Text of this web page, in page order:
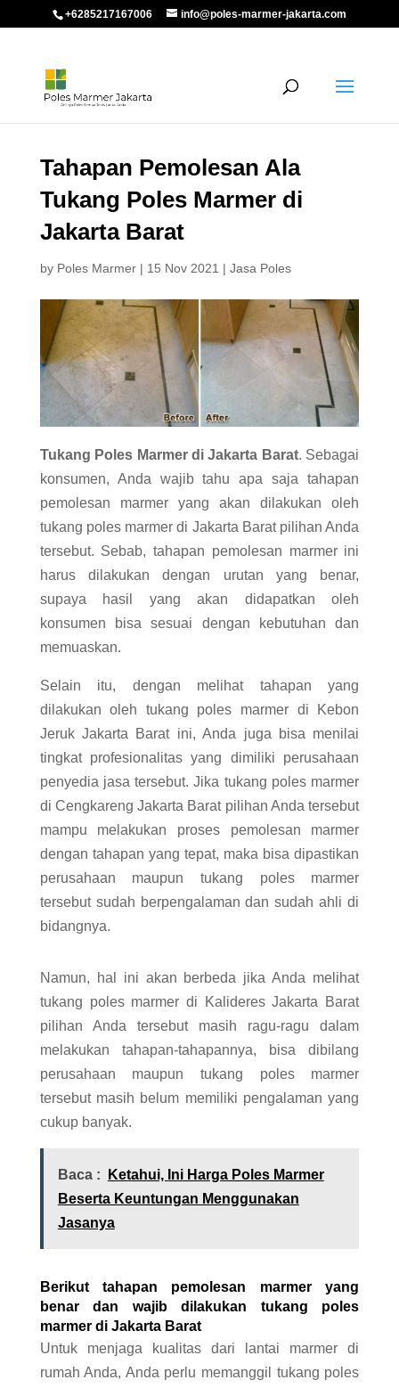
+6285217167006 info@poles-marmer-jakarta.com
Tahapan Pemolesan Ala
Tukang Poles Marmer di
Jakarta Barat
by Poles Marmer| 15 Nov 2021 | Jasa Poles
Tukang Poles Marmer di Jakarta Barat. Sebagai
konsumen, Anda wajib tahu apa saja tahapan
pemolesan marmer yang akan dilakukan oleh
tukang poles marmer di Jakarta Barat pilihan Anda
tersebut. Sebab, tahapan pemolesan marmer ini
harus dilakukan dengan urutan yang benar,
supaya hasil yang akan didapatkan oleh
konsumen bisa sesuai dengan kebutuhan dan
memuaskan.
Selain itu, dengan melihat tahapan yang
dilakukan oleh tukang poles marmer di Kebon
Jeruk Jakarta Barat ini, Anda juga bisa menilai
tingkat profesionalitas yang dimiliki perusahaan
penyedia jasa tersebut. Jika tukang poles marmer
di Cengkareng Jakarta Barat pilihan Anda tersebut
mampu melakukan proses pemolesan marmer
dengan tahapan yang tepat, maka bisa dipastikan
perusahaan maupun tukang poles marmer
tersebut sudah berpengalaman dan sudah ahli di
bidangnya.
Namun, hal ini akan berbeda jika Anda melihat
tukang poles marmer di Kalideres Jakarta Barat
pilihan Anda tersebut masih ragu-ragu dalam
melakukan tahapan-tahapannya, bisa dibilang
perusahaan maupun tukang poles marmer
tersebut masih belum memiliki pengalaman yang
cukup banyak.
Baca :
Ketahui, Ini Harga Poles Marmer
Beserta Keuntungan Menggunakan
Jasanya
Berikut tahapan pemolesan marmer yang
benar dan wajib dilakukan tukang poles
marmer di Jakarta Barat
Untuk menjaga kualitas dari lantai marmer di
rumah Anda, Anda perlu memanggil tukang poles